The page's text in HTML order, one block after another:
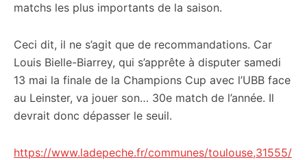
matchs les plus importants de la saison.
Ceci dit, il ne s’agit que de recommandations. Car
Louis Bielle-Biarrey, qui s’apprête à disputer samedi
13 mai la finale de la Champions Cup avec l’UBB face
au Leinster, va jouer son… 30e match de l’année. Il
devrait donc dépasser le seuil.
https://www.ladepeche.fr/communes/toulouse,31555/